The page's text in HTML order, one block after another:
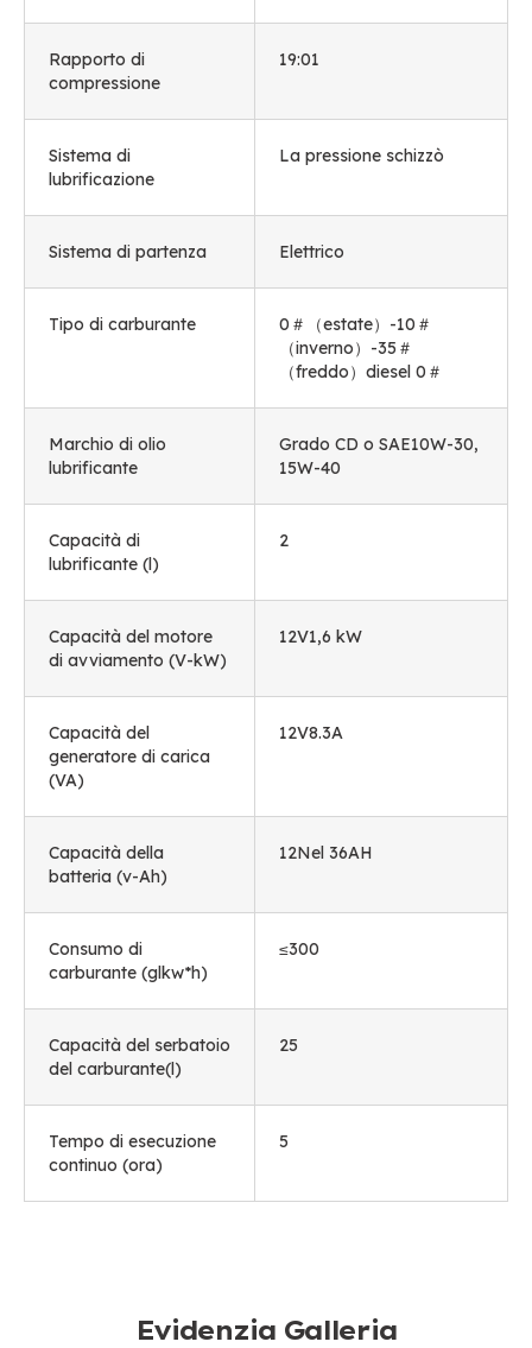
Rapporto di
compressione
19:01
Sistema di
lubrificazione
La pressione schizzò
Sistema di partenza Elettrico
Tipo di carburante
0＃（estate）-10＃
（inverno）-35＃
（freddo）diesel 0＃
Marchio di olio
lubrificante
Grado CD o SAE10W-30,
15W-40
Capacità di
lubrificante (l)
2
Capacità del motore
di avviamento (V-kW)
12V1,6 kW
Capacità del
generatore di carica
(VA)
12V8.3A
Capacità della
batteria (v-Ah)
12Nel 36AH
Consumo di
carburante (glkw*h)
≤300
Capacità del serbatoio
del carburante(l)
25
Tempo di esecuzione
continuo (ora)
5
Evidenzia Galleria